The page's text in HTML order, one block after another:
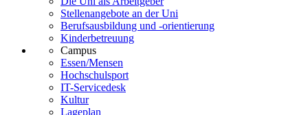
Stellenangebote an der Uni
Berufsausbildung und -orientierung
Kinderbetreuung
Campus
Essen/Mensen
Hochschulsport
IT-Servicedesk
Kultur
Lageplan